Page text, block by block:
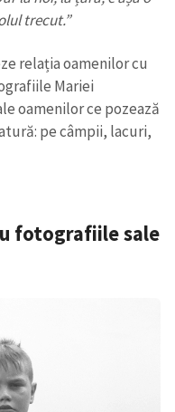
trecut.”
relația oamenilor cu
Mariei
oamenilor ce pozează
pe câmpii, lacuri,
fotografiile sale